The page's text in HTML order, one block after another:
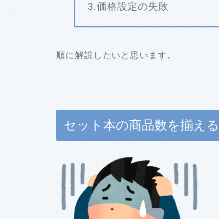
3.価格設定の失敗
順に解説したいと思います。
セット本の商品数を揃え